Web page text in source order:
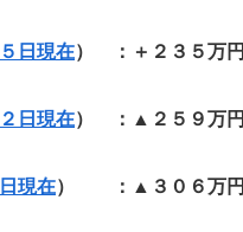
日現在） ：＋２３５万円
日現在） ：▲２５９万円
現在） ：▲３０６万円